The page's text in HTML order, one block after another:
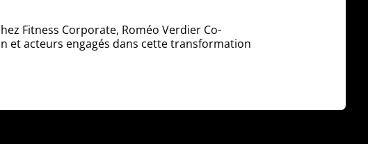
Fitness Corporate, Roméo Verdier Co-
et acteurs engagés dans cette transformation